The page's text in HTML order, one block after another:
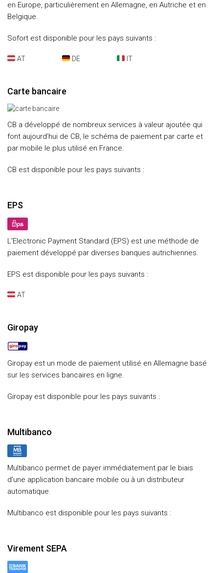
en Europe, particulièrement en Allemagne, en Autriche et en
Belgique.
Sofort est disponible pour les pays suivants :
AT DE IT
Carte bancaire
CB a développé de nombreux services à valeur ajoutée qui
font aujourd’hui de CB, le schéma de paiement par carte et
par mobile le plus utilisé en France.
CB est disponible pour les pays suivants :
EPS
L'Electronic Payment Standard (EPS) est une méthode de
paiement développé par diverses banques autrichiennes.
EPS est disponible pour les pays suivants :
AT
Giropay
Giropay est un mode de paiement utilisé en Allemagne basé
sur les services bancaires en ligne.
Giropay est disponible pour les pays suivants :
Multibanco
Multibanco permet de payer immédiatement par le biais
d'une application bancaire mobile ou à un distributeur
automatique.
Multibanco est disponible pour les pays suivants :
Virement SEPA